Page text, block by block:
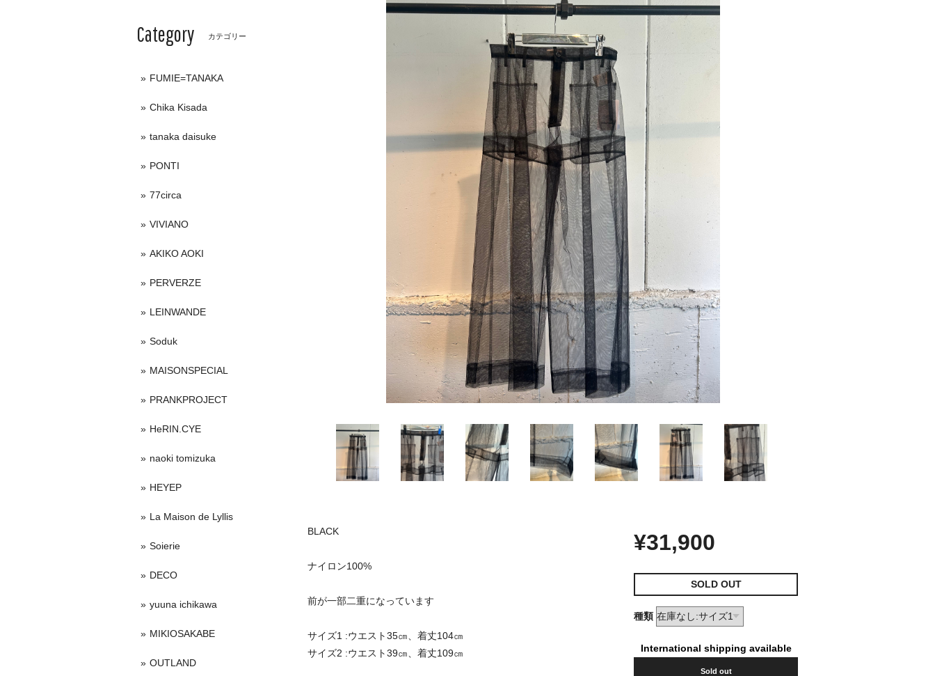
BLACK
ナイロン100%
前が一部二重になっています
サイズ1 :ウエスト35㎝、着丈104㎝
サイズ2 :ウエスト39㎝、着丈109㎝
¥31,900
SOLD OUT
種類
International shipping available
Sold out
Category カテゴリー
FUMIE=TANAKA
Chika Kisada
tanaka daisuke
PONTI
77circa
VIVIANO
AKIKO AOKI
PERVERZE
LEINWANDE
Soduk
MAISONSPECIAL
PRANKPROJECT
HeRIN.CYE
naoki tomizuka
HEYEP
La Maison de Lyllis
Soierie
DECO
yuuna ichikawa
MIKIOSAKABE
OUTLAND